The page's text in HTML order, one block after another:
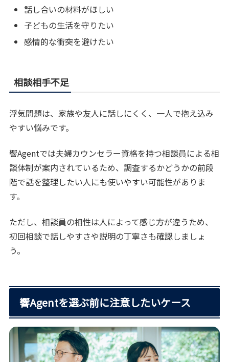
話し合いの材料がほしい
子どもの生活を守りたい
感情的な衝突を避けたい
相談相手不足
浮気問題は、家族や友人に話しにくく、一人で抱え込み
やすい悩みです。
響Agentでは夫婦カウンセラー資格を持つ相談員による相
談体制が案内されているため、調査するかどうかの前段
階で話を整理したい人にも使いやすい可能性がありま
す。
ただし、相談員の相性は人によって感じ方が違うため、
初回相談で話しやすさや説明の丁寧さも確認しましょ
う。
響Agentを選ぶ前に注意したいケース